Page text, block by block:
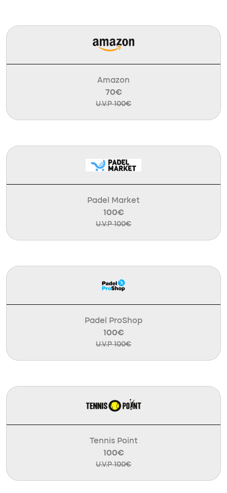
Amazon
70€
U.V.P 100€
Padel Market
100€
U.V.P 100€
Padel ProShop
100€
U.V.P 100€
Tennis Point
100€
U.V.P 100€